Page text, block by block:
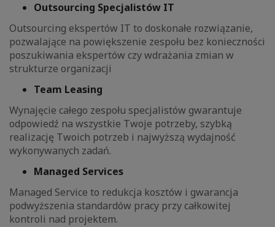
Outsourcing Specjalistów IT
Outsourcing ekspertów IT to doskonałe rozwiązanie,
pozwalające na powiększenie zespołu bez konieczności
poszukiwania ekspertów czy wdrażania zmian w
strukturze organizacji
Team Leasing
Wynajęcie całego zespołu specjalistów gwarantuje
odpowiedź na wszystkie Twoje potrzeby, szybką
realizację Twoich potrzeb i najwyższą wydajność
wykonywanych zadań.
Managed Services
Managed Service to redukcja kosztów i gwarancja
podwyższenia standardów pracy przy całkowitej
kontroli nad projektem.